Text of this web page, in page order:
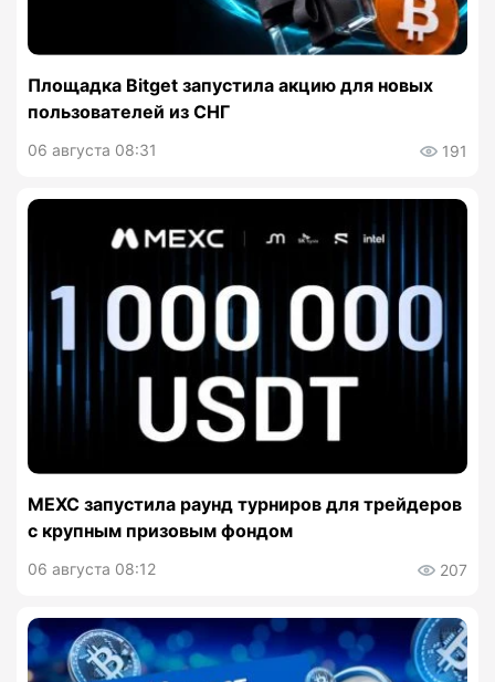
Площадка Bitget запустила акцию для новых
пользователей из СНГ
06 августа 08:31 191
MEXC запустила раунд турниров для трейдеров
с крупным призовым фондом
06 августа 08:12 207